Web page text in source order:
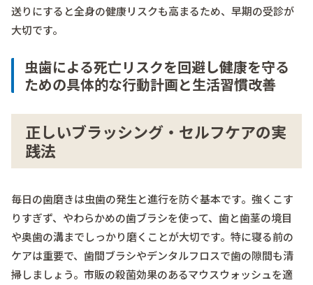
送りにすると全身の健康リスクも高まるため、早期の受診が
大切です。
虫歯による死亡リスクを回避し健康を守る
ための具体的な行動計画と生活習慣改善
正しいブラッシング・セルフケアの実
践法
毎日の歯磨きは虫歯の発生と進行を防ぐ基本です。強くこす
りすぎず、やわらかめの歯ブラシを使って、歯と歯茎の境目
や奥歯の溝までしっかり磨くことが大切です。特に寝る前の
ケアは重要で、歯間ブラシやデンタルフロスで歯の隙間も清
掃しましょう。市販の殺菌効果のあるマウスウォッシュを適